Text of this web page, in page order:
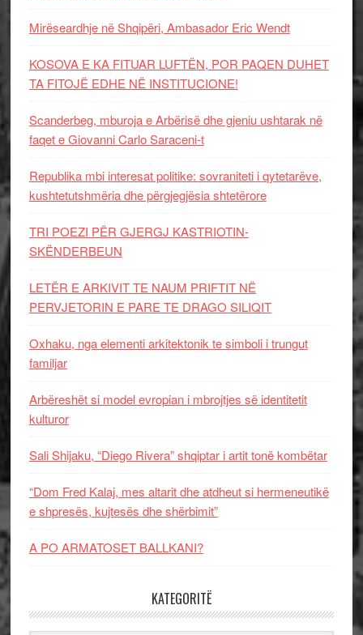
Mirëseardhje në Shqipëri, Ambasador Eric Wendt
KOSOVA E KA FITUAR LUFTËN, POR PAQEN DUHET
TA FITOJË EDHE NË INSTITUCIONE!
Scanderbeg, mburoja e Arbërisë dhe gjeniu ushtarak në
faqet e Giovanni Carlo Saraceni-t
Republika mbi interesat politike: sovraniteti i qytetarëve,
kushtetutshmëria dhe përgjegjësia shtetërore
TRI POEZI PËR GJERGJ KASTRIOTIN-
SKËNDERBEUN
LETËR E ARKIVIT TE NAUM PRIFTIT NË
PERVJETORIN E PARE TE DRAGO SILIQIT
Oxhaku, nga elementi arkitektonik te simboli i trungut
familjar
Arbëreshët si model evropian i mbrojtjes së identitetit
kulturor
Sali Shijaku, “Diego Rivera” shqiptar i artit tonë kombëtar
“Dom Fred Kalaj, mes altarit dhe atdheut si hermeneutikë
e shpresës, kujtesës dhe shërbimit”
A PO ARMATOSET BALLKANI?
KATEGORITË